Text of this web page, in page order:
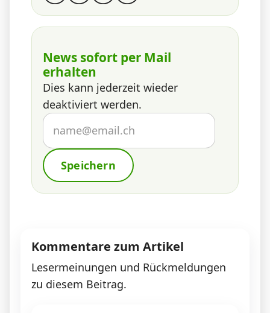
News sofort per Mail
erhalten
Dies kann jederzeit wieder
deaktiviert werden.
Speichern
Kommentare zum Artikel
Lesermeinungen und Rückmeldungen
zu diesem Beitrag.